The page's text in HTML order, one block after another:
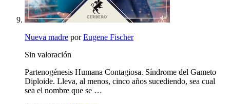
Nueva madre porEugene Fischer
Sin valoración
Partenogénesis Humana Contagiosa. Síndrome del Gameto
Diploide. Lleva, al menos, cinco años sucediendo, sea cual
sea el nombre que se …